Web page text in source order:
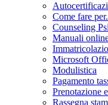
Come fare
Counseling
Manuali
Microsoft
Modulistica
Pagamento
Prenotazione
Rassegna